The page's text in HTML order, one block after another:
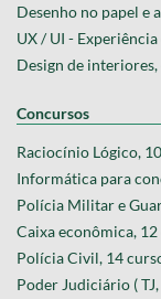
Desenho no papel e
UX / UI -
Design de interiores,
Concursos
Raciocínio Lógico,
Informática para
Polícia Militar e
Caixa econômica, 12
Polícia Civil, 14
Poder Judiciário ( TJ,